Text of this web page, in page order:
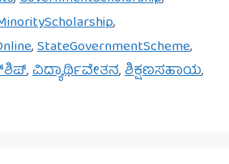
,
,StateGovernmentScheme,
,ವಿದ್ಯಾರ್ಥಿವೇತನ,ಶಿಕ್ಷಣಸಹಾಯ,